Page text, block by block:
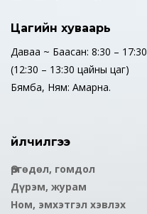
Цагийн хуваарь
Даваа ~ Баасан: 8:30 – 17:30
(12:30 – 13:30 цайны цаг)
Бямба, Ням: Амарна.
Үйлчилгээ
Өргөдөл, гомдол
Дүрэм, журам
Ном, эмхэтгэл хэвлэх